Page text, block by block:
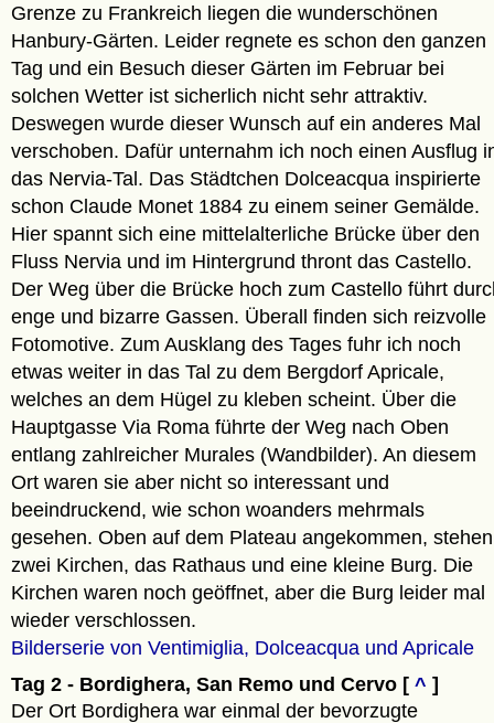
Grenze zu Frankreich liegen die wunderschönen
Hanbury-Gärten. Leider regnete es schon den ganzen
Tag und ein Besuch dieser Gärten im Februar bei
solchen Wetter ist sicherlich nicht sehr attraktiv.
Deswegen wurde dieser Wunsch auf ein anderes Mal
verschoben. Dafür unternahm ich noch einen Ausflug
das Nervia-Tal. Das Städtchen Dolceacqua inspirierte
schon Claude Monet 1884 zu einem seiner Gemälde.
Hier spannt sich eine mittelalterliche Brücke über den
Fluss Nervia und im Hintergrund thront das Castello.
Der Weg über die Brücke hoch zum Castello führt
enge und bizarre Gassen. Überall finden sich reizvolle
Fotomotive. Zum Ausklang des Tages fuhr ich noch
etwas weiter in das Tal zu dem Bergdorf Apricale,
welches an dem Hügel zu kleben scheint. Über die
Hauptgasse Via Roma führte der Weg nach Oben
entlang zahlreicher Murales (Wandbilder). An diesem
Ort waren sie aber nicht so interessant und
beeindruckend, wie schon woanders mehrmals
gesehen. Oben auf dem Plateau angekommen, stehen
zwei Kirchen, das Rathaus und eine kleine Burg. Die
Kirchen waren noch geöffnet, aber die Burg leider mal
wieder verschlossen.
Bilderserie von Ventimiglia, Dolceacqua und Apricale
Tag 2 - Bordighera, San Remo und Cervo [ ^ ]
Der Ort Bordighera war einmal der bevorzugte